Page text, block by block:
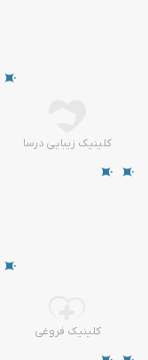
کلینیک زیبایی درسا
کلینیک فروغی